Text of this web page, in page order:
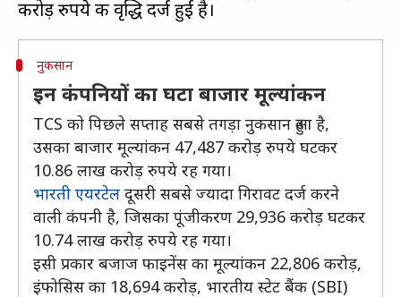
नुकसान
इन कंपनियों का घटा बाजार मूल्यांकन
TCS काे पिछले सप्ताह सबसे तगड़ा नुकसान हुआ है,
उसका बाजार मूल्यांकन 47,487 करोड़ रुपये घटकर
10.86 लाख करोड़ रुपये रह गया।
भारती एयरटेल दूसरी सबसे ज्यादा गिरावट दर्ज करने
वाली कंपनी है, जिसका पूंजीकरण 29,936 करोड़ घटकर
10.74 लाख करोड़ रुपये रह गया।
इसी प्रकार बजाज फाइनेंस का मूल्यांकन 22,806 करोड़,
इंफोसिस का 18,694 करोड़, भारतीय स्टेट बैंक (SBI)